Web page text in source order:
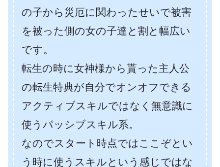
の子から災厄に関わったせいで被害
を被った側の女の子達と割と幅広い
です。
転生の時に女神様から貰った主人公
の転生特典が自分でオンオフできる
アクティブスキルではなく無意識に
使うパッシブスキル系。
なのでスタート時点ではここぞとい
う時に使うスキルという感じではな